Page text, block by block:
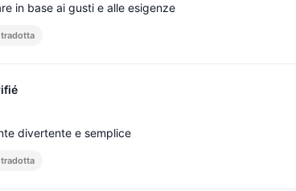
in base ai gusti e alle esigenze
divertente e semplice